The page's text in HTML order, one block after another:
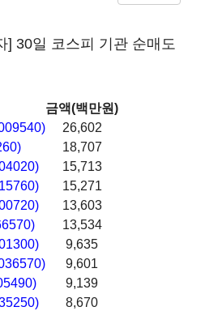
] 30일 코스피 기관 순매도
금액(백만원)
26,602
18,707
15,713
15,271
13,603
13,534
9,635
9,601
9,139
8,670